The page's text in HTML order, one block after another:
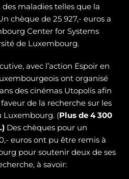
maladies telles que la
chèque de 25 927,- euros a
Center for Systems
de Luxembourg.
avec l’action Espoir en
ont organisé
des cinémas Utopolis afin
de la recherche sur les
Luxembourg. (Plus de 4 300
Des chèques pour un
euros ont pu être remis à
pour soutenir deux de ses
à savoir: